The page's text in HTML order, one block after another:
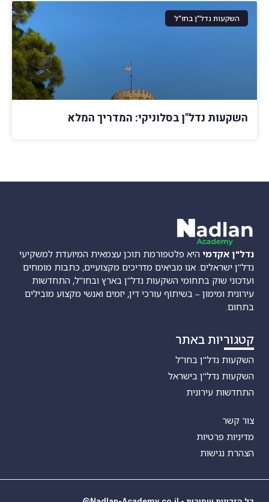
השקעות נדל"ן בחו"ל
השקעות נדל"ן בסלוניקי: המדריך המלא
נדל"ן אקדמי היא פלטפורמת תוכן עצמאית המיועדת למשקיעי
נדל"ן ישראלים. אנו מביאים מדריכים מקצועיים, כתבות מומחים
ועדכוני שוק בתחומי השקעות נדל"ן בארץ ובחו"ל, התחדשות
עירונית ומימון – בשיתוף עורכי דין, יזמים ואנשי מקצוע מובילים
בתחום.
קטגוריות באתר
השקעות נדל"ן בחו"ל
השקעות נדל"ן בישראל
התחדשות עירונית
צור קשר
מדיניות פרטיות
הצהרת נגישות